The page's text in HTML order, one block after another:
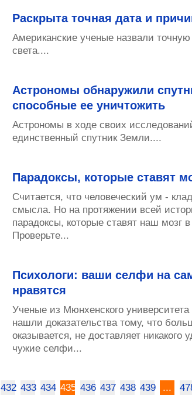
Раскрыта точная дата и
Американские ученые назвали точную
света....
Астрономы обнаружили
способные ее уничтожить
Астрономы в ходе своих
единственный спутник Земли....
Парадоксы, которые ставят
Считается, что человеческий ум -
смысла. Но на протяжении всей
парадоксы, которые ставят наш мозг
Проверьте...
Психологи: ваши селфи на
нравятся
Ученые из Мюнхенского
нашли доказательства тому, что
оказывается, не доставляет никакого
чужие селфи...
432 433 434 435 436 437 438 439 ...